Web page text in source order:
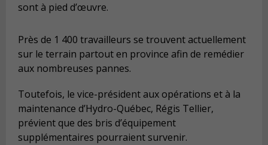
sont à pied d’œuvre.
Près de 1 400 travailleurs se trouvent actuellement
sur le terrain partout en province afin de remédier
aux nombreuses pannes.
Toutefois, le vice-président aux opérations et à la
maintenance d’Hydro-Québec, Régis Tellier,
prévient que des bris d’équipement
supplémentaires pourraient survenir.